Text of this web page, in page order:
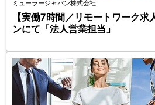
ミューラージャパン株式会社
【実働7時間／リモートワーク
ンにて「法人営業担当」